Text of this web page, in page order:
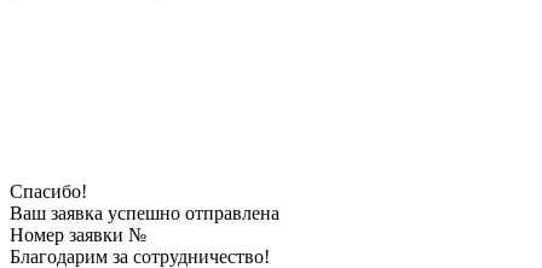
Спасибо!
Ваш заявка успешно отправлена
Номер заявки №
Благодарим за сотрудничество!